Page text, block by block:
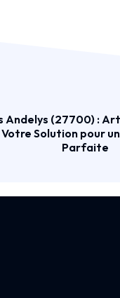
Andelys (27700) :
Votre Solution pour
Parfaite